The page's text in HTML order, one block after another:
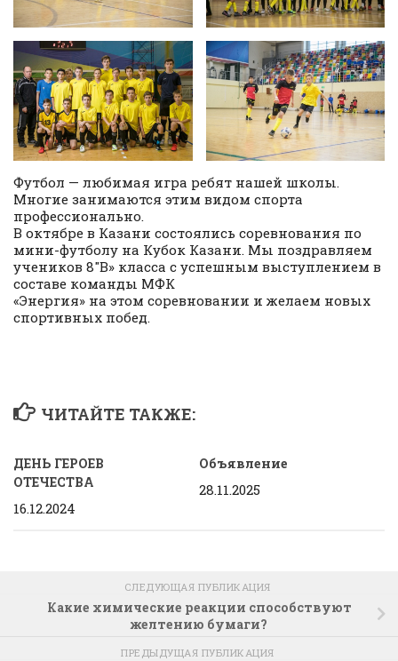
Футбол — любимая игра ребят нашей школы.
Многие занимаются этим видом спорта
профессионально.
В октябре в Казани состоялись соревнования по
мини-футболу на Кубок Казани. Мы поздравляем
учеников 8″В» класса с успешным выступлением в
составе команды МФК
«Энергия» на этом соревновании и желаем новых
спортивных побед.
ЧИТАЙТЕ ТАКЖЕ:
ДЕНЬ ГЕРОЕВ
ОТЕЧЕСТВА
16.12.2024
Объявление
28.11.2025
СЛЕДУЮЩАЯ ПУБЛИКАЦИЯ
Какие химические реакции способствуют
желтению бумаги?
ПРЕДЫДУЩАЯ ПУБЛИКАЦИЯ